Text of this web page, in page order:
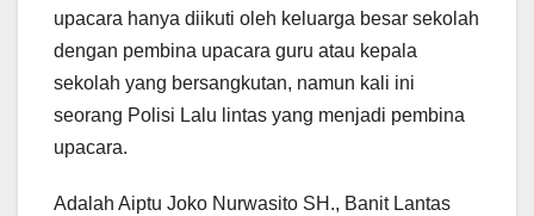
upacara hanya diikuti oleh keluarga besar sekolah
dengan pembina upacara guru atau kepala
sekolah yang bersangkutan, namun kali ini
seorang Polisi Lalu lintas yang menjadi pembina
upacara.
Adalah Aiptu Joko Nurwasito SH., Banit Lantas